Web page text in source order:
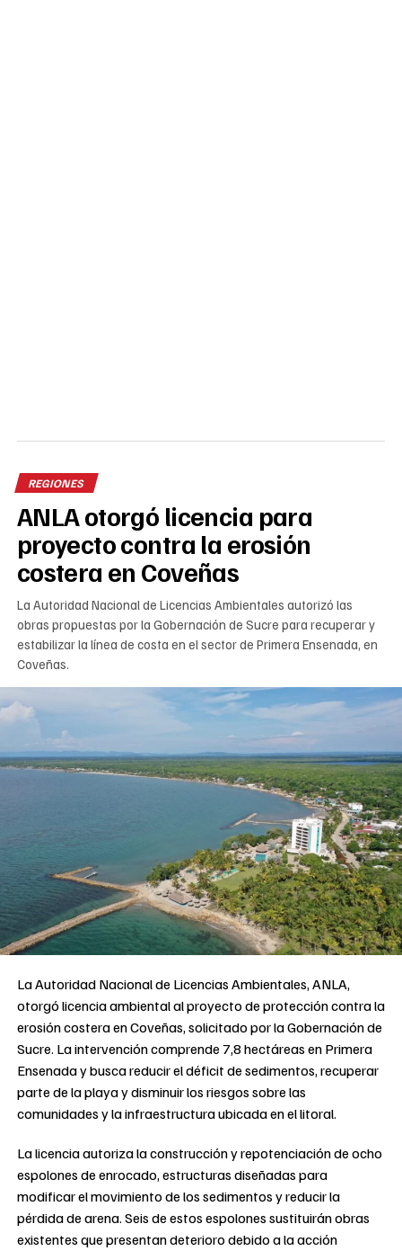
REGIONES
ANLA otorgó licencia para
proyecto contra la erosión
costera en Coveñas
La Autoridad Nacional de Licencias Ambientales autorizó las
obras propuestas por la Gobernación de Sucre para recuperar y
estabilizar la línea de costa en el sector de Primera Ensenada, en
Coveñas.
La Autoridad Nacional de Licencias Ambientales, ANLA,
otorgó licencia ambiental al proyecto de protección contra la
erosión costera en Coveñas, solicitado por la Gobernación de
Sucre. La intervención comprende 7,8 hectáreas en Primera
Ensenada y busca reducir el déficit de sedimentos, recuperar
parte de la playa y disminuir los riesgos sobre las
comunidades y la infraestructura ubicada en el litoral.
La licencia autoriza la construcción y repotenciación de ocho
espolones de enrocado, estructuras diseñadas para
modificar el movimiento de los sedimentos y reducir la
pérdida de arena. Seis de estos espolones sustituirán obras
existentes que presentan deterioro debido a la acción